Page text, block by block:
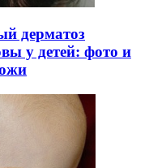
дерматоз
у детей: фото и